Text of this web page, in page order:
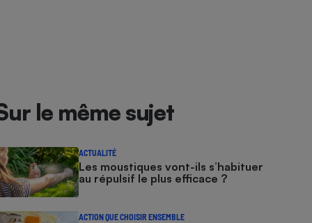
le même sujet
ACTUALITÉ
Les moustiques vont-ils s’habituer
au répulsif le plus efficace ?
ACTION QUE CHOISIR ENSEMBLE